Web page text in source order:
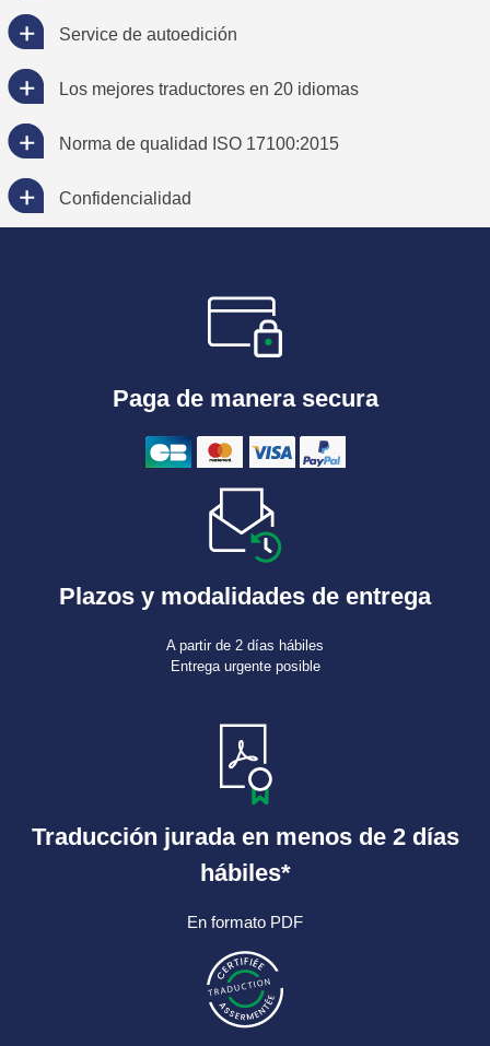
Service de autoedición
Los mejores traductores en 20 idiomas
Norma de qualidad ISO 17100:2015
Confidencialidad
Paga de manera secura
Plazos y modalidades de entrega
A partir de 2 días hábiles
Entrega urgente posible
Traducción jurada en menos de 2 días
hábiles*
En formato PDF